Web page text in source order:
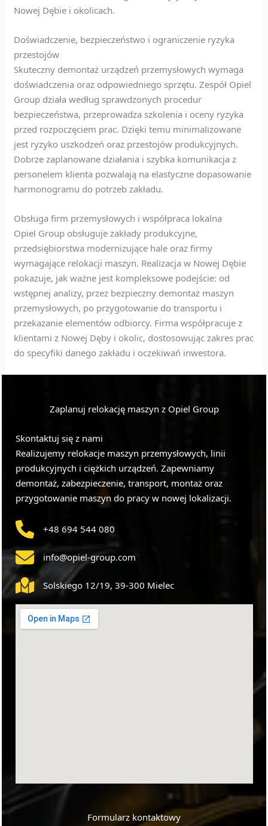
Nowej Dębie i okolicach.
Doświadczenie, bezpieczeństwo i ograniczenie ryzyka
przestojów
Skuteczny demontaż urządzeń przemysłowych wymaga
doświadczenia oraz odpowiedniego sprzętu. Zespół Opiel
Group działa według sprawdzonych procedur
bezpieczeństwa, przeprowadza szkolenia i oceny ryzyka
przed rozpoczęciem prac. Dzięki temu minimalizowane
jest ryzyko uszkodzeń oraz przestojów produkcyjnych.
Dobrze zaplanowane działania i szybka komunikacja z
personelem klienta pozwalają na elastyczne dopasowanie
harmonogramu do potrzeb zakładu.
Obsługa firm przemysłowych i współpraca lokalna
Opiel Group obsługuje zakłady produkcyjne,
przedsiębiorstwa modernizujące hale oraz firmy
wymagające relokacji maszyn. Realizacja w Nowej Dębie
pokazuje, jak ważne jest kompleksowe podejście: od
wstępnej analizy, przez bezpieczny demontaż maszyn
przemysłowych, po przygotowanie do transportu i
przekazanie elementów odbiorcy. Firma współpracuje z
klientami z Nowej Dęby i okolic, dostosowując zakres prac
do specyfiki danego zakładu i oczekiwań inwestora.
Zaplanuj relokację maszyn z Opiel Group
Skontaktuj się z nami
Realizujemy relokacje maszyn przemysłowych, linii
produkcyjnych i ciężkich urządzeń. Zapewniamy
demontaż, zabezpieczenie, transport, montaż oraz
przygotowanie maszyn do pracy w nowej lokalizacji.
+48 694 544 080
info@opiel-group.com
Solskiego 12/19, 39-300 Mielec
Formularz kontaktowy